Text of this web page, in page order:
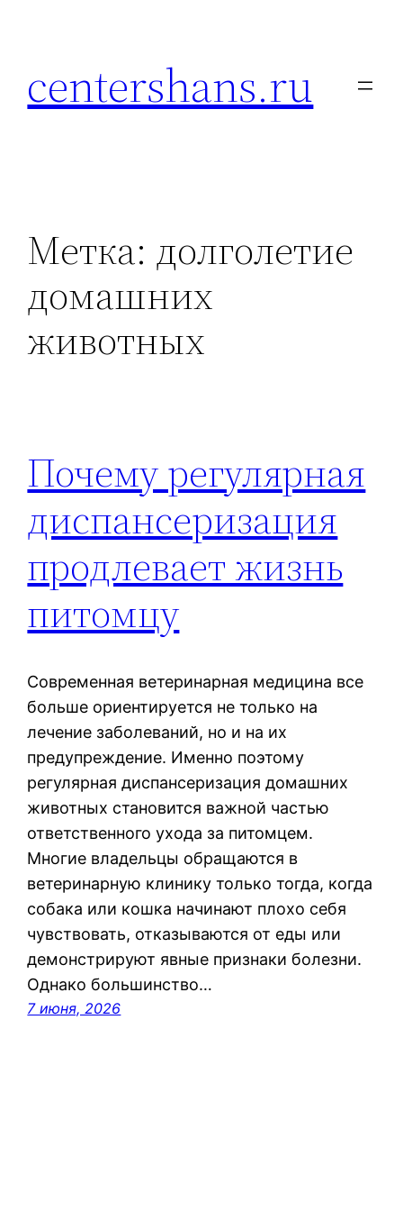
centershans.ru
Метка: долголетие
домашних
животных
Почему регулярная
диспансеризация
продлевает жизнь
питомцу
Современная ветеринарная медицина все
больше ориентируется не только на
лечение заболеваний, но и на их
предупреждение. Именно поэтому
регулярная диспансеризация домашних
животных становится важной частью
ответственного ухода за питомцем.
Многие владельцы обращаются в
ветеринарную клинику только тогда, когда
собака или кошка начинают плохо себя
чувствовать, отказываются от еды или
демонстрируют явные признаки болезни.
Однако большинство…
7 июня, 2026